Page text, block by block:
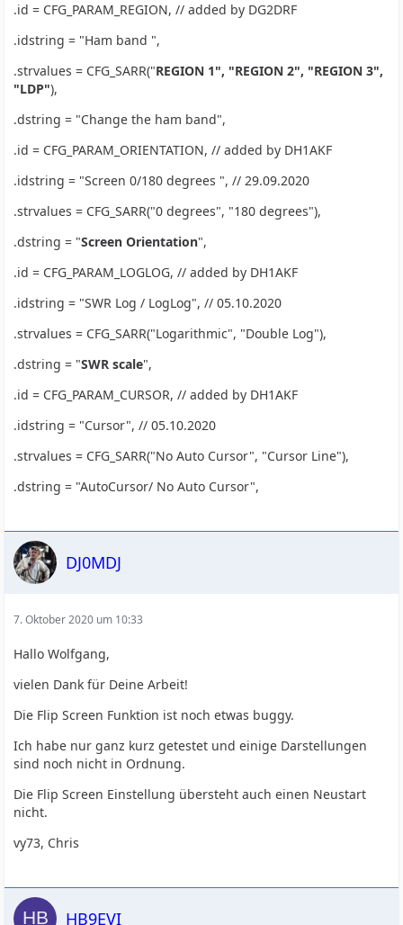
.id = CFG_PARAM_REGION, // added by DG2DRF
.idstring = "Ham band ",
.strvalues = CFG_SARR("REGION 1", "REGION 2", "REGION 3",
"LDP"),
.dstring = "Change the ham band",
.id = CFG_PARAM_ORIENTATION, // added by DH1AKF
.idstring = "Screen 0/180 degrees ", // 29.09.2020
.strvalues = CFG_SARR("0 degrees", "180 degrees"),
.dstring = "Screen Orientation",
.id = CFG_PARAM_LOGLOG, // added by DH1AKF
.idstring = "SWR Log / LogLog", // 05.10.2020
.strvalues = CFG_SARR("Logarithmic", "Double Log"),
.dstring = "SWR scale",
.id = CFG_PARAM_CURSOR, // added by DH1AKF
.idstring = "Cursor", // 05.10.2020
.strvalues = CFG_SARR("No Auto Cursor", "Cursor Line"),
.dstring = "AutoCursor/ No Auto Cursor",
DJ0MDJ
7. Oktober 2020 um 10:33
Hallo Wolfgang,
vielen Dank für Deine Arbeit!
Die Flip Screen Funktion ist noch etwas buggy.
Ich habe nur ganz kurz getestet und einige Darstellungen
sind noch nicht in Ordnung.
Die Flip Screen Einstellung übersteht auch einen Neustart
nicht.
vy73, Chris
HB9EVI